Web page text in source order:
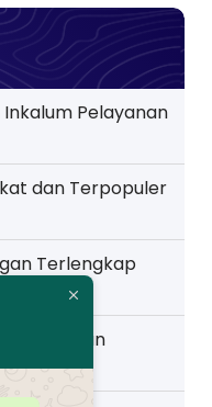
Pelayanan
dan Terpopuler
Terlengkap
Pelayanan